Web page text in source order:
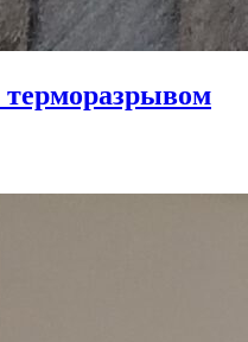
терморазрывом